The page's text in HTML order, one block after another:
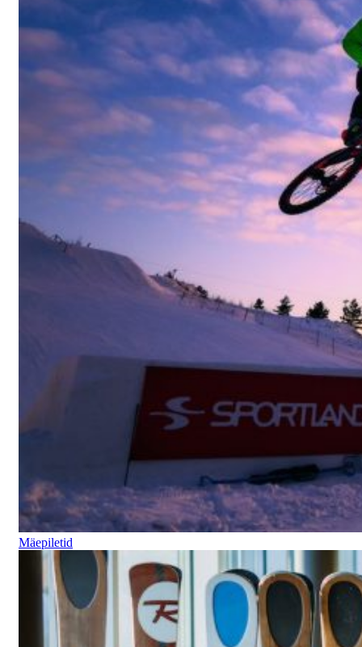
Mäepiletid